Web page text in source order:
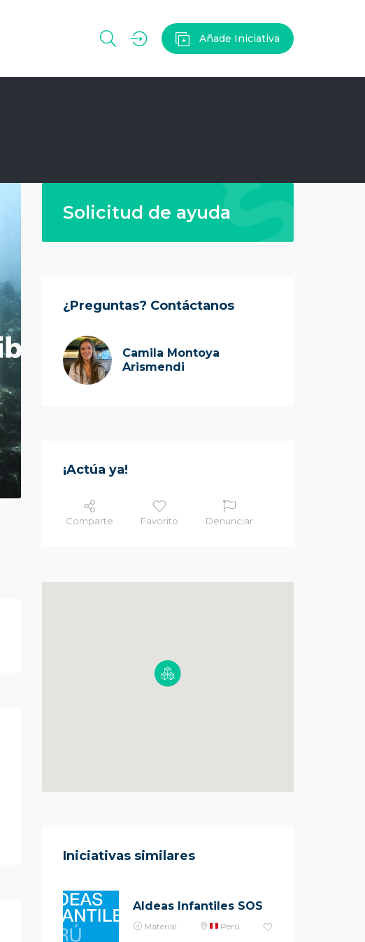
Añade Iniciativa
Solicitud de ayuda
¿Preguntas? Contáctanos
Camila Montoya
Arismendi
¡Actúa ya!
Comparte Favorito Denunciar
Iniciativas similares
Aldeas Infantiles SOS
Material Perú